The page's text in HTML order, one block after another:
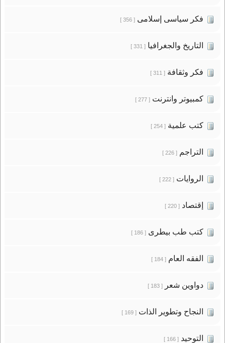
فكر سياسى إسلامى[ 356 ]
التاريخ والجغرافيا[ 331 ]
فكر وثقافة[ 311 ]
كمبيوتر وانترنت[ 277 ]
كتب علمية[ 254 ]
التراجم[ 226 ]
الروايات[ 222 ]
إقتصاد[ 220 ]
كتب طب بيطرى[ 186 ]
الفقه العام[ 184 ]
دواوين شعر[ 183 ]
النجاح وتطوير الذات[ 169 ]
التوحيد[ 166 ]